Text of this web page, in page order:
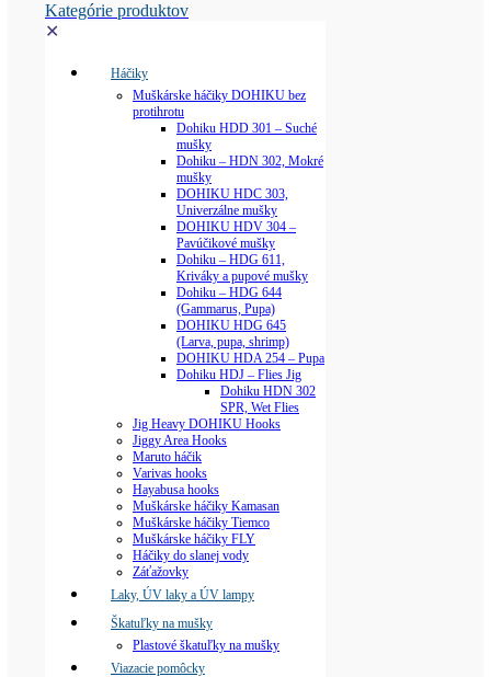
Kategórie produktov
✕
Háčiky
Muškárske háčiky DOHIKU bez
protihrotu
Dohiku HDD 301 – Suché
mušky
Dohiku – HDN 302, Mokré
mušky
DOHIKU HDC 303,
Univerzálne mušky
DOHIKU HDV 304 –
Pavúčikové mušky
Dohiku – HDG 611,
Kriváky a pupové mušky
Dohiku – HDG 644
(Gammarus, Pupa)
DOHIKU HDG 645
(Larva, pupa, shrimp)
DOHIKU HDA 254 – Pupa
Dohiku HDJ – Flies Jig
Dohiku HDN 302
SPR, Wet Flies
Jig Heavy DOHIKU Hooks
Jiggy Area Hooks
Maruto háčik
Varivas hooks
Hayabusa hooks
Muškárske háčiky Kamasan
Muškárske háčiky Tiemco
Muškárske háčiky FLY
Háčiky do slanej vody
Záťažovky
Laky, ÚV laky a ÚV lampy
Škatuľky na mušky
Plastové škatuľky na mušky
Viazacie pomôcky